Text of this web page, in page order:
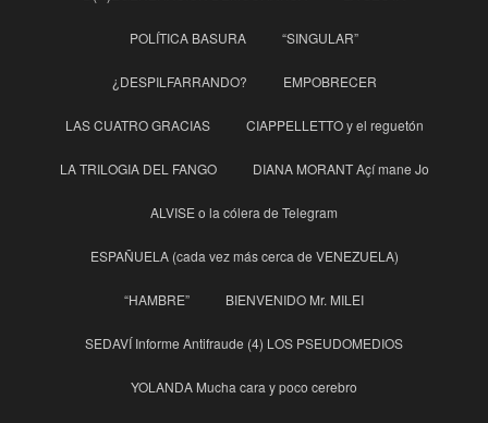
POLÍTICA BASURA “SINGULAR”
¿DESPILFARRANDO? EMPOBRECER
LAS CUATRO GRACIAS CIAPPELLETTO y el reguetón
LA TRILOGIA DEL FANGO DIANA MORANT Açí mane Jo
ALVISE o la cólera de Telegram
ESPAÑUELA (cada vez más cerca de VENEZUELA)
“HAMBRE” BIENVENIDO Mr. MILEI
SEDAVÍ Informe Antifraude (4) LOS PSEUDOMEDIOS
YOLANDA Mucha cara y poco cerebro